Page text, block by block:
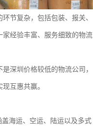
节复杂，包括包装、报关、
经验丰富、服务细致的物流
深圳价格较低的物流公司，
互惠共赢。
海运、空运、陆运以及多式